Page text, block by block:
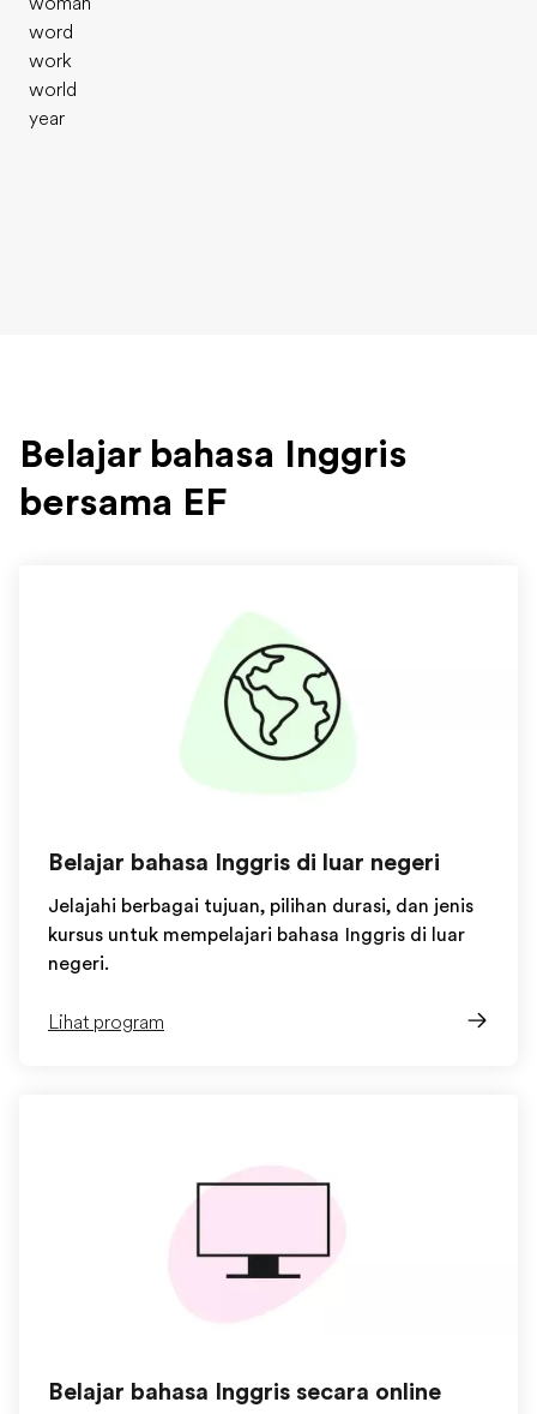
word
work
world
year
Belajar bahasa Inggris
bersama EF
Belajar bahasa Inggris di luar negeri
Jelajahi berbagai tujuan, pilihan durasi, dan jenis
kursus untuk mempelajari bahasa Inggris di luar
negeri.
Lihat program
Belajar bahasa Inggris secara online